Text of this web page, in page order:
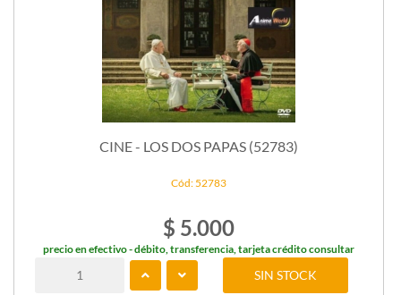
CINE - LOS DOS PAPAS (52783)
Cód: 52783
$ 5.000
precio en efectivo - débito, transferencia, tarjeta crédito consultar
SIN STOCK